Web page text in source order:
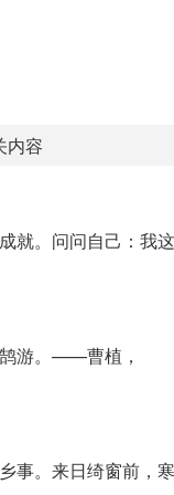
内容
就。问问自己：我
游。——曹植，
事。来日绮窗前，